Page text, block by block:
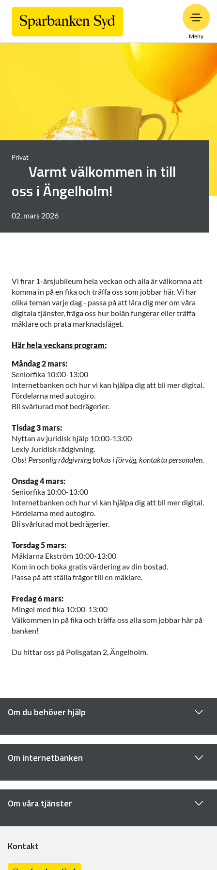
Meny
Privat
Varmt välkommen in till
oss i Ängelholm!
02. mars 2026
Vi firar 1-årsjubileum hela veckan och alla är välkomna att
komma in på en fika och träffa oss som jobbar här. Vi har
olika teman varje dag - passa på att lära dig mer om våra
digitala tjänster, fråga oss hur bolån fungerar eller träffa
mäklare och prata marknadsläget.
Här hela veckans program:
Måndag 2 mars:
Seniorfika 10:00-13:00
Internetbanken och hur vi kan hjälpa dig att bli mer digital.
Fördelarna med autogiro.
Bli svårlurad mot bedrägerier.
Tisdag 3 mars:
Nyttan av juridisk hjälp 10:00-13:00
Lexly Juridisk rådgivning.
Obs! Personlig rådgivning bokas i förväg, kontakta personalen.
Onsdag 4 mars:
Seniorfika 10:00-13:00
Internetbanken och hur vi kan hjälpa dig att bli mer digital.
Fördelarna med autogiro.
Bli svårlurad mot bedrägerier.
Torsdag 5 mars:
Mäklarna Ekström 10:00-13:00
Kom in och boka gratis värdering av din bostad.
Passa på att ställa frågor till en mäklare.
Fredag 6 mars:
Mingel med fika 10:00-13:00
Välkommen in på fika och träffa oss alla som jobbar här på
banken!
Du hittar oss på Polisgatan 2, Ängelholm.
Om du behöver hjälp
Om internetbanken
Om våra tjänster
Kontakt